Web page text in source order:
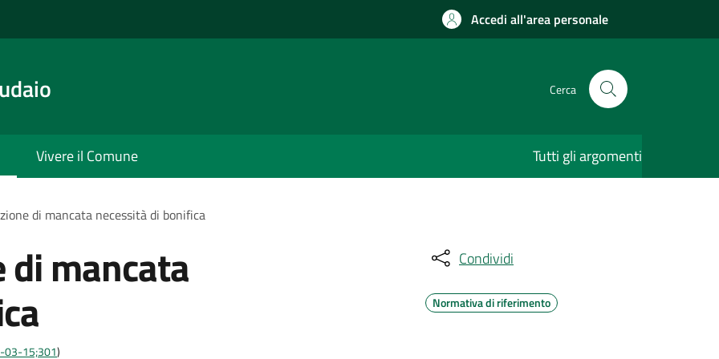
Accedi all'area personale
Cerca
Vivere il Comune Tutti gli argomenti
di mancata necessità di bonifica
mancata
03-15;301)
Condividi
Normativa di riferimento